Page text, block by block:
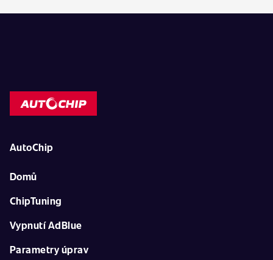
AutoChip
Domů
ChipTuning
Vypnutí AdBlue
Parametry úprav